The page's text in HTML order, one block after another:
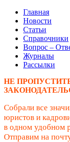
Главная
Новости
Статьи
Справочники
Вопрос –
Журналы
Рассылки
НЕ
Собрали все
юристов и
в одном удобном
Отправим на